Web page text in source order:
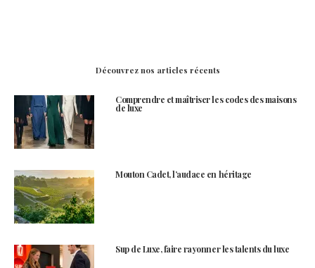
Découvrez nos articles récents
Comprendre et maîtriser les codes des maisons
de luxe
Mouton Cadet, l’audace en héritage
Sup de Luxe, faire rayonner les talents du luxe